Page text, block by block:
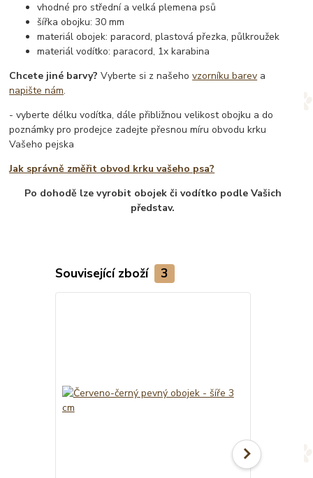
vhodné pro střední a velká plemena psů
šířka obojku: 30 mm
materiál obojek: paracord, plastová přezka, půlkroužek
materiál vodítko: paracord, 1x karabina
Chcete jiné barvy? Vyberte si z našehovzorníku barev a
napište nám.
- vyberte délku vodítka, dále přibližnou velikost obojku a do
poznámky pro prodejce zadejte přesnou míru obvodu krku
Vašeho pejska
Jak správně změřit obvod krku vašeho psa?
Po dohodě lze vyrobit obojek či vodítko podle Vašich
představ.
Související zboží 3